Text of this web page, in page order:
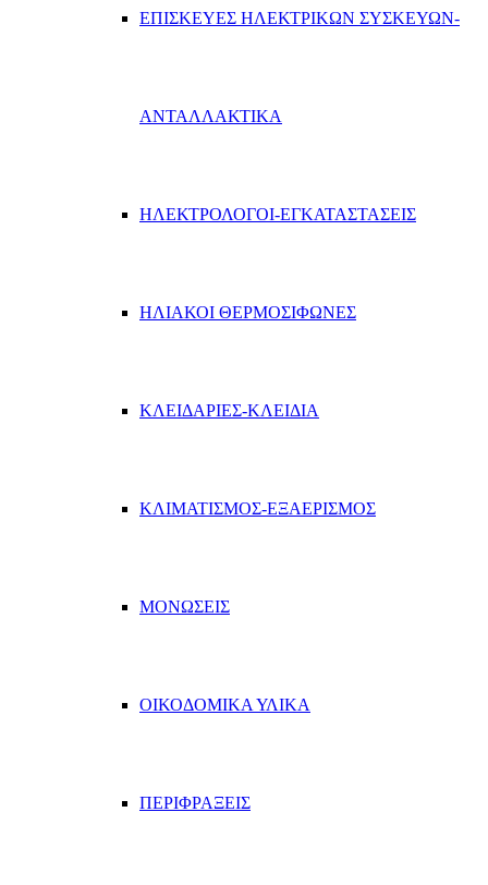
ΕΠΙΣΚΕΥΕΣ ΗΛΕΚΤΡΙΚΩΝ ΣΥΣΚΕΥΩΝ-
ΑΝΤΑΛΛΑΚΤΙΚΑ
ΗΛΕΚΤΡΟΛΟΓΟΙ-ΕΓΚΑΤΑΣΤΑΣΕΙΣ
ΗΛΙΑΚΟΙ ΘΕΡΜΟΣΙΦΩΝΕΣ
ΚΛΕΙΔΑΡΙΕΣ-ΚΛΕΙΔΙΑ
ΚΛΙΜΑΤΙΣΜΟΣ-ΕΞΑΕΡΙΣΜΟΣ
ΜΟΝΩΣΕΙΣ
ΟΙΚΟΔΟΜΙΚΑ ΥΛΙΚΑ
ΠΕΡΙΦΡΑΞΕΙΣ